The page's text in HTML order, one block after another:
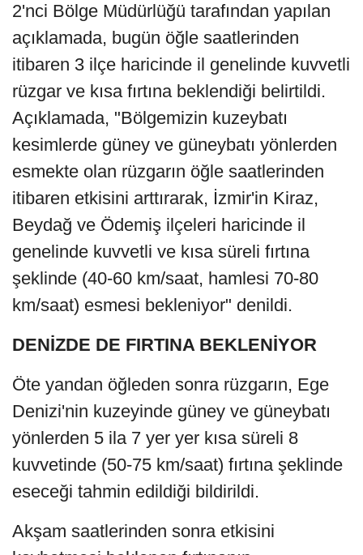
2'nci Bölge Müdürlüğü tarafından yapılan
açıklamada, bugün öğle saatlerinden
itibaren 3 ilçe haricinde il genelinde kuvvetli
rüzgar ve kısa fırtına beklendiği belirtildi.
Açıklamada, "Bölgemizin kuzeybatı
kesimlerde güney ve güneybatı yönlerden
esmekte olan rüzgarın öğle saatlerinden
itibaren etkisini arttırarak, İzmir'in Kiraz,
Beydağ ve Ödemiş ilçeleri haricinde il
genelinde kuvvetli ve kısa süreli fırtına
şeklinde (40-60 km/saat, hamlesi 70-80
km/saat) esmesi bekleniyor" denildi.
DENİZDE DE FIRTINA BEKLENİYOR
Öte yandan öğleden sonra rüzgarın, Ege
Denizi'nin kuzeyinde güney ve güneybatı
yönlerden 5 ila 7 yer yer kısa süreli 8
kuvvetinde (50-75 km/saat) fırtına şeklinde
eseceği tahmin edildiği bildirildi.
Akşam saatlerinden sonra etkisini